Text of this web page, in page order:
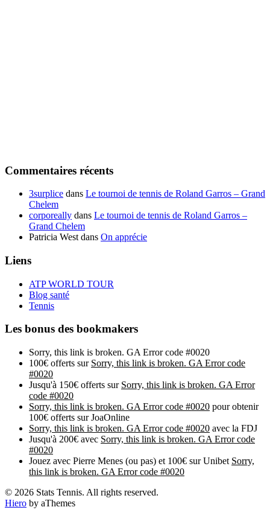
Commentaires récents
3surplice dans Le tournoi de tennis de Roland Garros – Grand
Chelem
corporeally dans Le tournoi de tennis de Roland Garros –
Grand Chelem
Patricia West dans On apprécie
Liens
ATP WORLD TOUR
Blog santé
Tennis
Les bonus des bookmakers
Sorry, this link is broken. GA Error code #0020
100€ offerts sur Sorry, this link is broken. GA Error code
#0020
Jusqu'à 150€ offerts sur Sorry, this link is broken. GA Error
code #0020
Sorry, this link is broken. GA Error code #0020 pour obtenir
100€ offerts sur JoaOnline
Sorry, this link is broken. GA Error code #0020 avec la FDJ
Jusqu'à 200€ avec Sorry, this link is broken. GA Error code
#0020
Jouez avec Pierre Menes (ou pas) et 100€ sur Unibet Sorry,
this link is broken. GA Error code #0020
© 2026 Stats Tennis. All rights reserved.
Hiero by aThemes